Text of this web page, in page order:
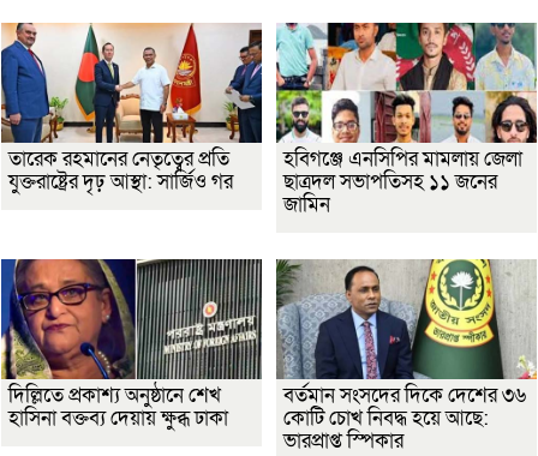
তারেক রহমানের নেতৃত্বের প্রতি
যুক্তরাষ্ট্রের দৃঢ় আস্থা: সার্জিও গর
হবিগঞ্জে এনসিপির মামলায় জেলা
ছাত্রদল সভাপতিসহ ১১ জনের
জামিন
দিল্লিতে প্রকাশ্য অনুষ্ঠানে শেখ
হাসিনা বক্তব্য দেয়ায় ক্ষুব্ধ ঢাকা
বর্তমান সংসদের দিকে দেশের ৩৬
কোটি চোখ নিবদ্ধ হয়ে আছে:
ভারপ্রাপ্ত স্পিকার